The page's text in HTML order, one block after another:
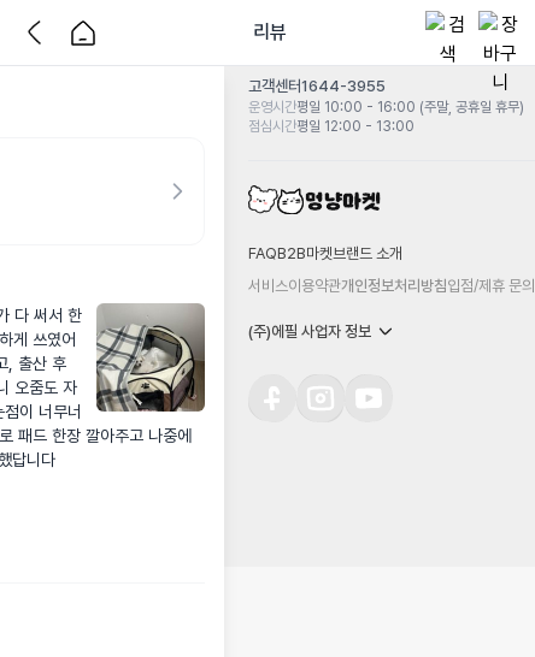
리뷰
다 써서 한
게 쓰였어
, 출산 후
오줌도 자
이 너무너
패드 한장 깔아주고 나중에
답니다
고객센터1644-3955
운영시간평일 10:00 - 16:00 (주말, 공휴일 휴무)
점심시간평일 12:00 - 13:00
FAQB2B마켓 브랜드 소개
서비스이용약관개인정보처리방침입점/제휴 문의
(주)에필 사업자 정보